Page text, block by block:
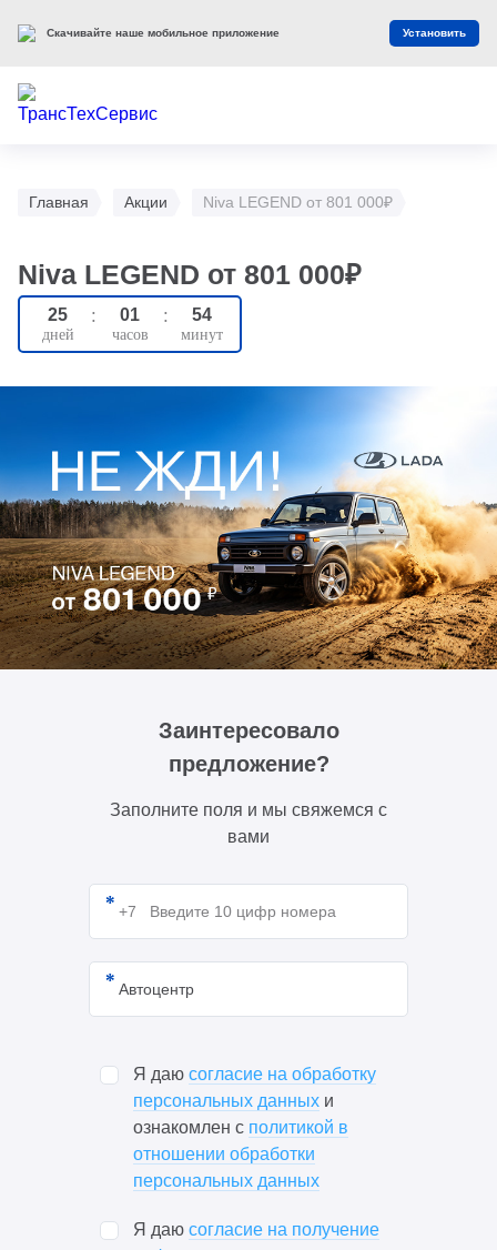
Главная Акции Niva LEGEND от 801 000₽
Niva LEGEND от 801 000₽
25 : 01 : 54
Заинтересовало
предложение?
Заполните поля и мы свяжемся с
вами
Я даю согласие на обработку
персональных данных и
ознакомлен с политикой в
отношении обработки
персональных данных
Я даю согласие на получение
Скачивайте наше мобильное приложение Установить